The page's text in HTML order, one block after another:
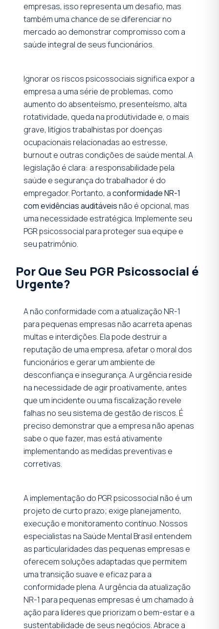
empresas, isso representa um desafio, mas
também uma chance de se diferenciar no
mercado ao demonstrar compromisso com a
saúde integral de seus funcionários.
Ignorar os riscos psicossociais significa expor a
empresa a uma série de problemas, como
aumento do absenteísmo, presenteísmo, alta
rotatividade, queda na produtividade e, o mais
grave, litígios trabalhistas por doenças
ocupacionais relacionadas ao estresse,
burnout e outras condições de saúde mental. A
legislação é clara: a responsabilidade pela
saúde e segurança do trabalhador é do
empregador. Portanto, aconformidade NR-1
com evidências auditáveis não é opcional, mas
uma necessidade estratégica. Implemente seu
PGR psicossocial para proteger sua equipe e
seu patrimônio.
Por Que Seu PGR Psicossocial é
Urgente?
A não conformidade com a atualização NR-1
para pequenas empresas não acarreta apenas
multas e interdições. Ela pode destruir a
reputação de uma empresa, afetar o moral dos
funcionários e gerar um ambiente de
desconfiança e insegurança. A urgência reside
na necessidade de agir proativamente, antes
que um incidente ou uma fiscalização revele
falhas no seu sistema de gestão de riscos. É
preciso demonstrar que a empresa não apenas
sabe o que fazer, mas está ativamente
implementando as medidas preventivas e
corretivas.
A implementação do PGR psicossocial não é um
projeto de curto prazo; exige planejamento,
execução e monitoramento contínuo. Nossos
especialistas na Saúde Mental Brasil entendem
as particularidades das pequenas empresas e
oferecem soluções adaptadas que permitem
uma transição suave e eficaz para a
conformidade plena. A urgência da atualização
NR-1 para pequenas empresas é um chamado à
ação para líderes que priorizam o bem-estar e a
sustentabilidade de seus negócios. Abrace a